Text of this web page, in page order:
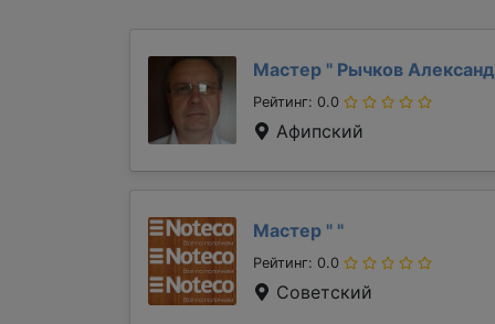
Мастер " Рычков
Рейтинг: 0.0
Афипский
Мастер " "
Рейтинг: 0.0
Советский